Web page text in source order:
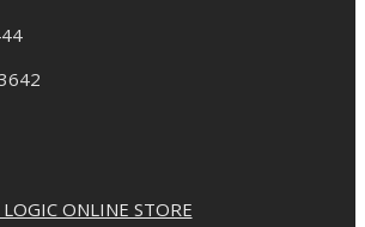
ONLINE STORE